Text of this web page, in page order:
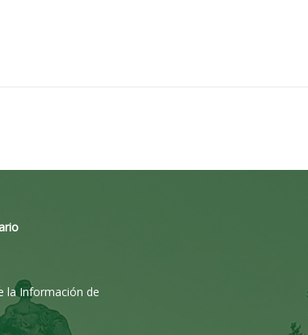
la Información de